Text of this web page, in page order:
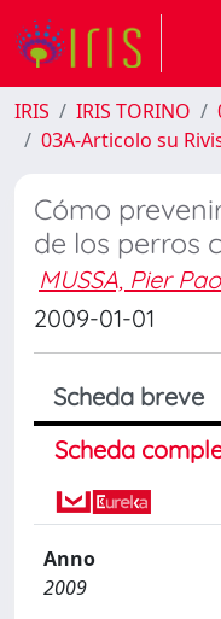
IRIS IRIS TORINO
03A-Articolo su
Cómo
de los perros
MUSSA, Pier
2009-01-01
Scheda breve
Scheda
Anno
2009